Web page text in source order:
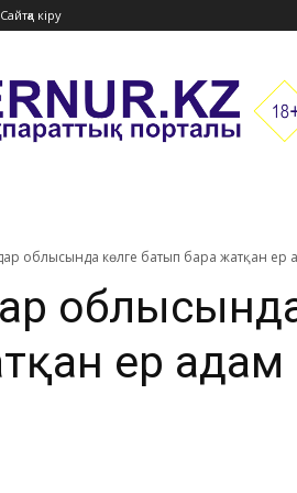
Сайтқа кіру
облысында көлге батып бара жатқан ер
облысында
ер